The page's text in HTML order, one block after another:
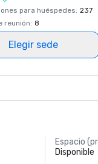
para huéspedes: 237
reunión: 8
Elegir sede
Espacio
Disponible